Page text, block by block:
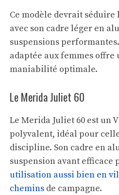
Ce modèle devrait séduire
avec son cadre léger en
suspensions
adaptée aux femmes offre
maniabilité optimale.
Le Merida Juliet 60
Le Merida Juliet 60 est un
polyvalent, idéal pour
discipline. Son cadre en
suspension avant efficace
utilisation aussi bien en
chemins de campagne.